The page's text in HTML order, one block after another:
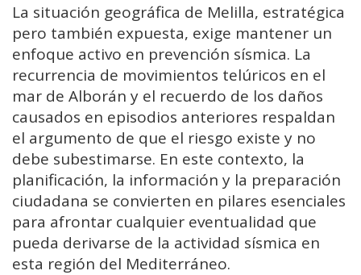
La situación geográfica de Melilla, estratégica
pero también expuesta, exige mantener un
enfoque activo en prevención sísmica. La
recurrencia de movimientos telúricos en el
mar de Alborán y el recuerdo de los daños
causados en episodios anteriores respaldan
el argumento de que el riesgo existe y no
debe subestimarse. En este contexto, la
planificación, la información y la preparación
ciudadana se convierten en pilares esenciales
para afrontar cualquier eventualidad que
pueda derivarse de la actividad sísmica en
esta región del Mediterráneo.